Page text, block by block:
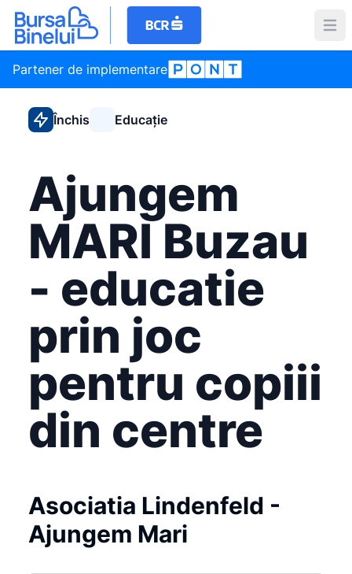
Partener de implementare
Închis Educație
Ajungem
MARI Buzau
- educatie
prin joc
pentru copiii
din centre
Asociatia Lindenfeld -
Ajungem Mari